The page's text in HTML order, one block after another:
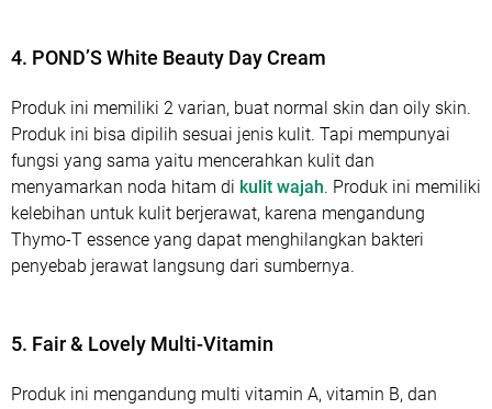
4. POND’S White Beauty Day Cream
Produk ini memiliki 2 varian, buat normal skin dan oily skin.
Produk ini bisa dipilih sesuai jenis kulit. Tapi mempunyai
fungsi yang sama yaitu mencerahkan kulit dan
menyamarkan noda hitam di kulit wajah. Produk ini memiliki
kelebihan untuk kulit berjerawat, karena mengandung
Thymo-T essence yang dapat menghilangkan bakteri
penyebab jerawat langsung dari sumbernya.
5. Fair & Lovely Multi-Vitamin
Produk ini mengandung multi vitamin A, vitamin B, dan